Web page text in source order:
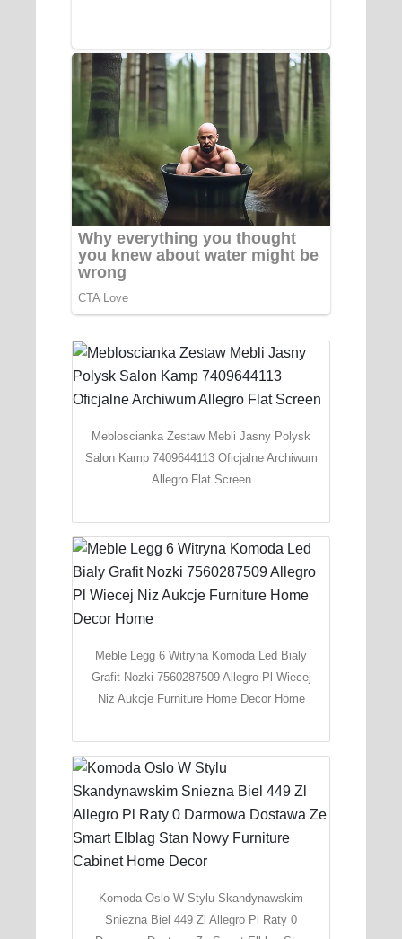
Mebloscianka Zestaw Mebli Jasny Polysk
Salon Kamp 7409644113 Oficjalne Archiwum
Allegro Flat Screen
Meble Legg 6 Witryna Komoda Led Bialy
Grafit Nozki 7560287509 Allegro Pl Wiecej
Niz Aukcje Furniture Home Decor Home
Komoda Oslo W Stylu Skandynawskim
Sniezna Biel 449 Zl Allegro Pl Raty 0